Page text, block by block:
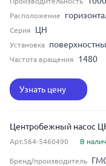
Расположение
Серия ЦН
Установка
Частота вращения 1480
Узнать цену
Центробежный насос
Арт.564-5460490 В
Бренд/производитель